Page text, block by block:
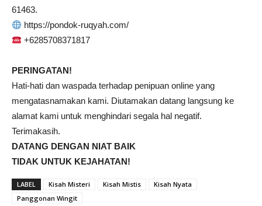
61463.
https://pondok-ruqyah.com/
+6285708371817
PERINGATAN!
Hati-hati dan waspada terhadap penipuan online yang
mengatasnamakan kami. Diutamakan datang langsung ke
alamat kami untuk menghindari segala hal negatif.
Terimakasih.
DATANG DENGAN NIAT BAIK
TIDAK UNTUK KEJAHATAN!
LABEL Kisah Misteri Kisah Mistis
Kisah Nyata
Panggonan Wingit